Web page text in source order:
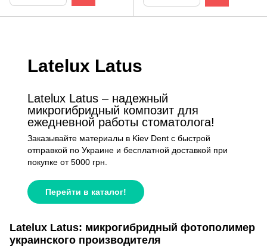
Latelux Latus
Latelux Latus – надежный
микрогибридный композит для
ежедневной работы стоматолога!
Заказывайте материалы в Kiev Dent с быстрой
отправкой по Украине и бесплатной доставкой при
покупке от 5000 грн.
Перейти в каталог!
Latelux Latus: микрогибридный фотополимер
украинского производителя